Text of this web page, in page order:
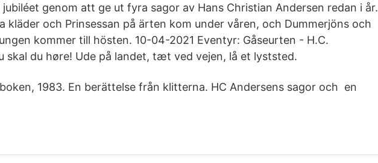
genom att ge ut fyra sagor av Hans Christian Andersen redan i år.
kläder och Prinsessan på ärten kom under våren, och Dummerjöns och
kommer till hösten. 10-04-2021 Eventyr: Gåseurten - H.C.
skal du høre! Ude på landet, tæt ved vejen, lå et lyststed.
1983. En berättelse från klitterna. HC Andersens sagor och en